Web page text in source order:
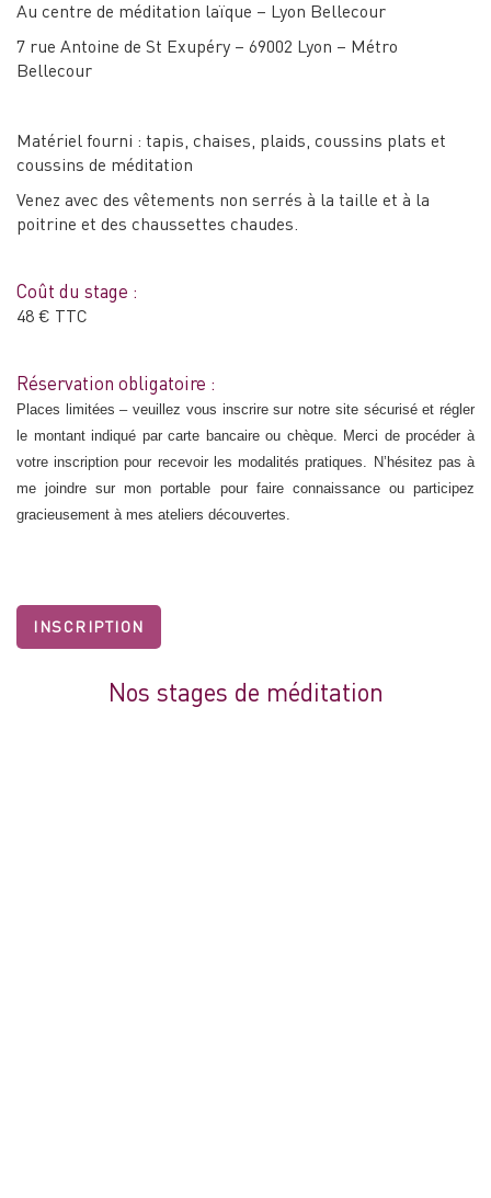
Au centre de méditation laïque – Lyon Bellecour
7 rue Antoine de St Exupéry – 69002 Lyon – Métro
Bellecour
Matériel fourni : tapis, chaises, plaids, coussins plats et
coussins de méditation
Venez avec des vêtements non serrés à la taille et à la
poitrine et des chaussettes chaudes.
Coût du stage :
48 € TTC
Réservation obligatoire :
Places limitées – veuillez vous inscrire sur notre site sécurisé et régler
le montant indiqué par carte bancaire ou chèque. Merci de procéder à
votre inscription pour recevoir les modalités pratiques. N’hésitez pas à
me joindre sur mon portable pour faire connaissance ou participez
gracieusement à mes ateliers découvertes.
INSCRIPTION
Nos stages de méditation